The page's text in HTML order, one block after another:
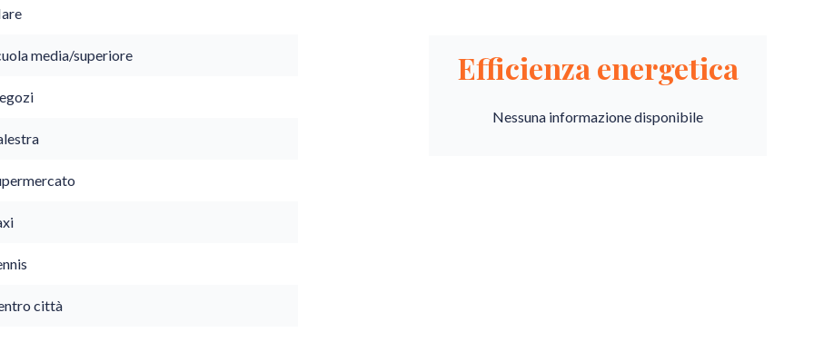
media/superiore
città
Efficienza energetica
Nessuna informazione disponibile